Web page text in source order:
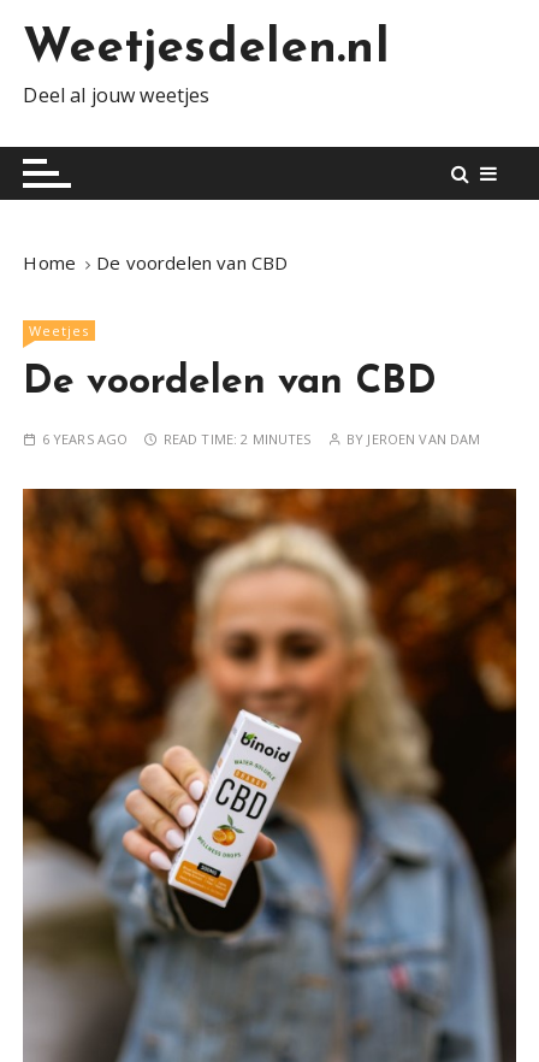
c
Weetjesdelen.nl
Deel al jouw weetjes
Home De voordelen van CBD
Weetjes
De voordelen van CBD
6 YEARS AGO READ TIME:2 MINUTES BY JEROEN VAN DAM